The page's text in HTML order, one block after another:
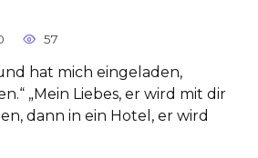
57
hat mich eingeladen,
„Mein Liebes, er wird mit dir
dann in ein Hotel, er wird